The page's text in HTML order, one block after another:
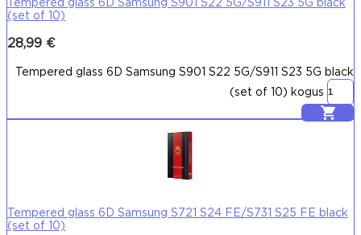
Tempered glass 6D Samsung S901 S22 5G/S911 S23 5G black
(set of 10)
28,99 €
Tempered glass 6D Samsung S901 S22 5G/S911 S23 5G black
(set of 10) kogus
Lisa korvi
Tempered glass 6D Samsung S721 S24 FE/S731 S25 FE black
(set of 10)